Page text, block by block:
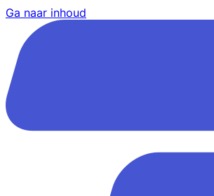
Ga naar inhoud